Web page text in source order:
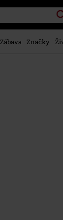
Zábava Značky